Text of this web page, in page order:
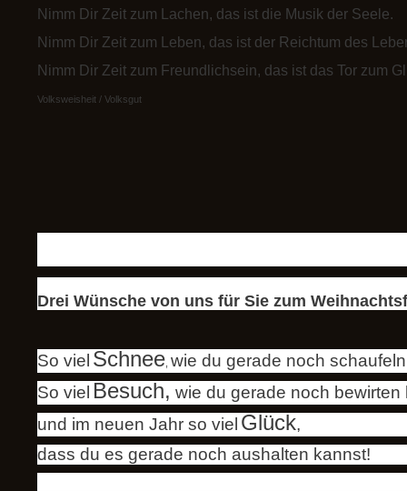
Nimm Dir Zeit zum Lachen, das ist die Musik der Seele.
Nimm Dir Zeit zum Leben, das ist der Reichtum des
Nimm Dir Zeit zum Freundlichsein, das ist das Tor zum
Volksweisheit / Volksgut
Drei Wünsche von uns für Sie zum
So viel Schnee wie du gerade noch
So viel Besuch, wie du gerade noch bewirten
und im neuen Jahr so viel Glück,
dass du es gerade noch aushalten kannst!